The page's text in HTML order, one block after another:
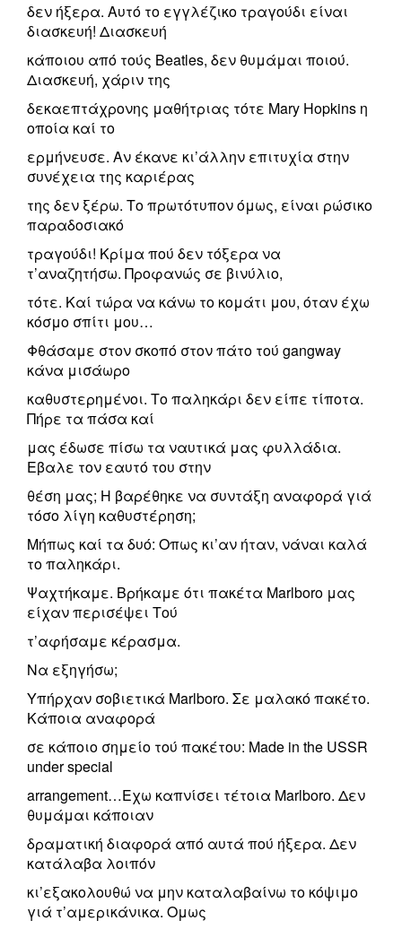
δεν ήξερα. Αυτό το εγγλέζικο τραγούδι είναι
διασκευή! Διασκευή
κάποιου από τούς Beatles, δεν θυμάμαι ποιού.
Διασκευή, χάριν της
δεκαεπτάχρονης μαθήτριας τότε Mary Hopkins η
οποία καί το
ερμήνευσε. Αν έκανε κι’άλλην επιτυχία στην
συνέχεια της καριέρας
της δεν ξέρω. Το πρωτότυπον όμως, είναι ρώσικο
παραδοσιακό
τραγούδι! Κρίμα πού δεν τόξερα να
τ’αναζητήσω. Προφανώς σε βινύλιο,
τότε. Καί τώρα να κάνω το κομάτι μου, όταν έχω
κόσμο σπίτι μου…
Φθάσαμε στον σκοπό στον πάτο τού gangway
κάνα μισάωρο
καθυστερημένοι. Το παληκάρι δεν είπε τίποτα.
Πήρε τα πάσα καί
μας έδωσε πίσω τα ναυτικά μας φυλλάδια.
Εβαλε τον εαυτό του στην
θέση μας; Η βαρέθηκε να συντάξη αναφορά γιά
τόσο λίγη καθυστέρηση;
Μήπως καί τα δυό: Οπως κι’αν ήταν, νάναι καλά
το παληκάρι.
Ψαχτήκαμε. Βρήκαμε ότι πακέτα Marlboro μας
είχαν περισέψει Τού
τ’αφήσαμε κέρασμα.
Να εξηγήσω;
Υπήρχαν σοβιετικά Marlboro. Σε μαλακό πακέτο.
Κάποια αναφορά
σε κάποιο σημείο τού πακέτου: Made in the USSR
under special
arrangement…Εχω καπνίσει τέτοια Marlboro. Δεν
θυμάμαι κάποιαν
δραματική διαφορά από αυτά πού ήξερα. Δεν
κατάλαβα λοιπόν
κι’εξακολουθώ να μην καταλαβαίνω το κόψιμο
γιά τ’αμερικάνικα. Ομως